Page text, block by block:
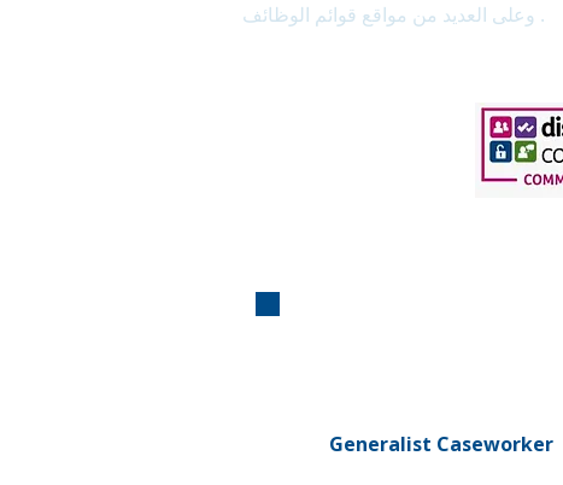
وعلى العديد من مواقع قوائم الوظائف .
Generalist Caseworker